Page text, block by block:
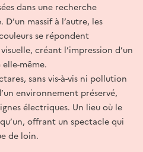
dans une recherche
massif à l’autre, les
se répondent
créant l’impression d’un
même.
sans vis-à-vis ni pollution
environnement préservé,
électriques. Un lieu où le
offrant un spectacle qui
de loin.